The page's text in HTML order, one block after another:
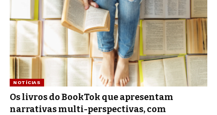
NOTÍCIAS
Os livros do BookTok que apresentam
narrativas multi-perspectivas, com